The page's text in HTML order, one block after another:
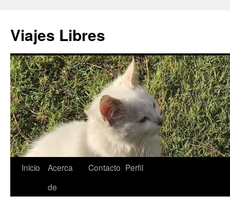
contenido
Viajes Libres
Inicio
Acerca
de
Contacto Perfil